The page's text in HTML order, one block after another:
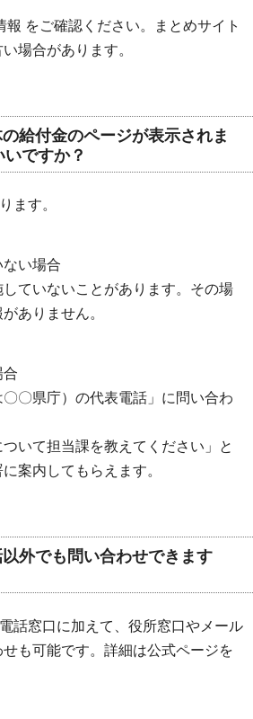
をご確認ください。まとめサイト
場合があります。
給付金のページが表示されま
ですか？
ます。
い場合
ていないことがあります。その場
ありません。
合
〇〇県庁）の代表電話」に問い合わ
いて担当課を教えてください」と
案内してもらえます。
外でも問い合わせできます
話窓口に加えて、役所窓口やメール
も可能です。詳細は公式ページを